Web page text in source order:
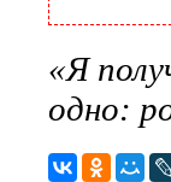
«Я
одно: